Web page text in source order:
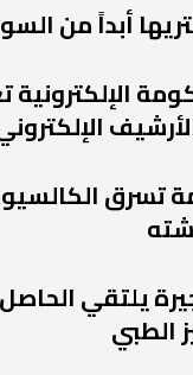
أبداً من
الإلكترونية
تسرق
يلتقي
الطبي